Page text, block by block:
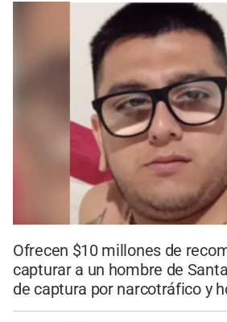
Ofrecen $10 millones de
capturar a un hombre de
de captura por narcotráfico y